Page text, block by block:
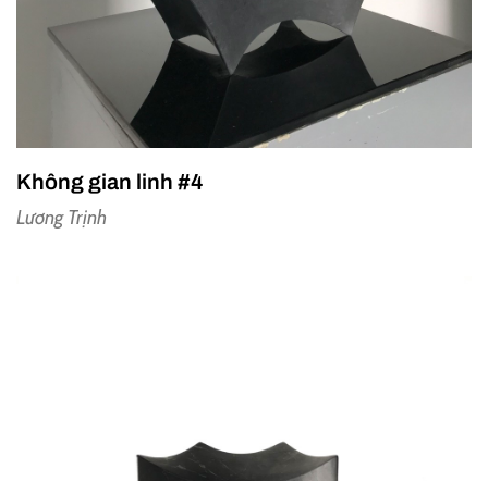
Không gian linh #4
Lương Trịnh